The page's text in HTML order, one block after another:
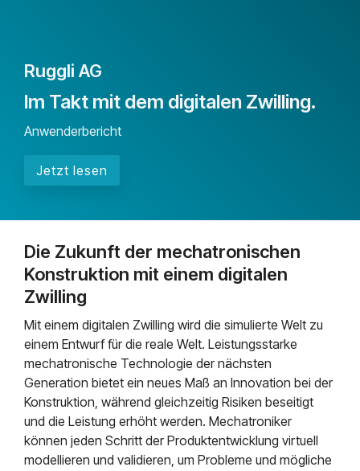
Ruggli AG
Im Takt mit dem digitalen Zwilling.
Anwenderbericht
Jetzt lesen
Die Zukunft der mechatronischen
Konstruktion mit einem digitalen
Zwilling
Mit einem digitalen Zwilling wird die simulierte Welt zu
einem Entwurf für die reale Welt. Leistungsstarke
mechatronische Technologie der nächsten
Generation bietet ein neues Maß an Innovation bei der
Konstruktion, während gleichzeitig Risiken beseitigt
und die Leistung erhöht werden. Mechatroniker
können jeden Schritt der Produktentwicklung virtuell
modellieren und validieren, um Probleme und mögliche